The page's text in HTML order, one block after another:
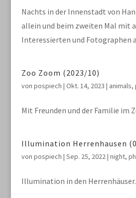
Nachts in der Innenstadt von
allein und beim zweiten Mal mit
Interessierten und Fotographen
Zoo Zoom (2023/10)
von pospiech | Okt. 14, 2023 | animals,
Mit Freunden und der Familie im
Illumination Herrenhausen
von pospiech | Sep. 25, 2022| night,
Illumination in den